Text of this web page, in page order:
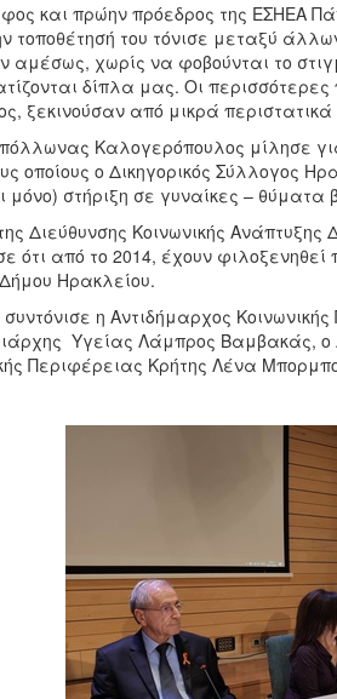
και πρώην πρόεδρος της ΕΣΗΕΑ
τοποθέτησή του τόνισε μεταξύ
αμέσως, χωρίς να φοβούνται το
δίπλα μας. Οι
ξεκινούσαν από μικρά
Καλογερόπουλος μίλησε
οποίους ο Δικηγορικός Σύλλογος
μόνο) στήριξη σε γυναίκες – θύματα
Διεύθυνσης Κοινωνικής
ότι από το 2014, έχουν
Ηρακλείου.
η Αντιδήμαρχος
Υγείας Λάμπρος Βαμβακάς, ο
Περιφέρειας Κρήτης Λένα